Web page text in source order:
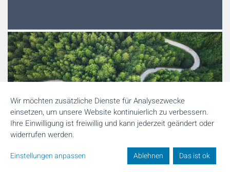
Wir möchten zusätzliche Dienste für Analysezwecke
einsetzen, um unsere Website kontinuierlich zu verbessern.
Ihre Einwilligung ist freiwillig und kann jederzeit geändert oder
widerrufen werden.
Einstellungen anpassen Ablehnen Das ist ok